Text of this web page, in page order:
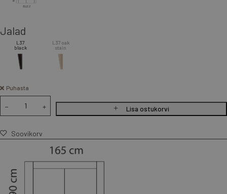
Jalad
L37
black
L37 oak
stain
Puhasta
Lisa ostukorvi
Soovikorv